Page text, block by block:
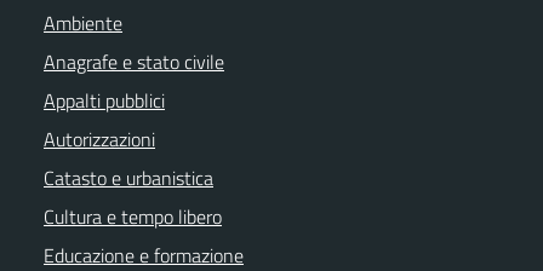
Ambiente
Anagrafe e stato civile
Appalti pubblici
Autorizzazioni
Catasto e urbanistica
Cultura e tempo libero
Educazione e formazione